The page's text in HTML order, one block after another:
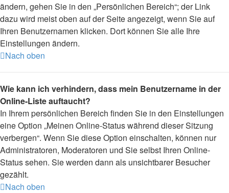
ändern, gehen Sie in den „Persönlichen Bereich“; der Link
dazu wird meist oben auf der Seite angezeigt, wenn Sie auf
Ihren Benutzernamen klicken. Dort können Sie alle Ihre
Einstellungen ändern.
Nach oben
Wie kann ich verhindern, dass mein Benutzername in der
Online-Liste auftaucht?
In Ihrem persönlichen Bereich finden Sie in den Einstellungen
eine Option „Meinen Online-Status während dieser Sitzung
verbergen“. Wenn Sie diese Option einschalten, können nur
Administratoren, Moderatoren und Sie selbst Ihren Online-
Status sehen. Sie werden dann als unsichtbarer Besucher
gezählt.
Nach oben